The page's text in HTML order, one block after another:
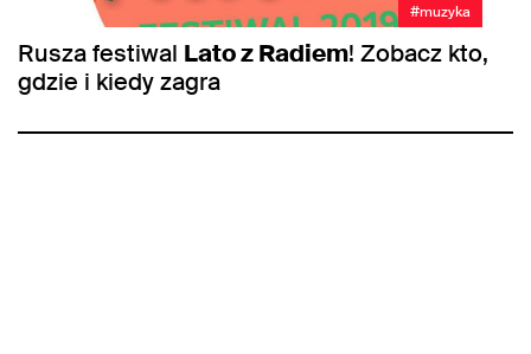
#muzyka
Rusza festiwal Lato z Radiem! Zobacz kto,
gdzie i kiedy zagra